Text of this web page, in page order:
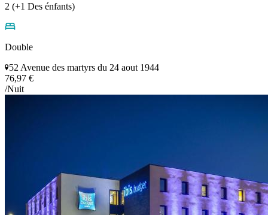
2 (+1 Des énfants)
Double
52 Avenue des martyrs du 24 aout 1944
76,97 €
/Nuit